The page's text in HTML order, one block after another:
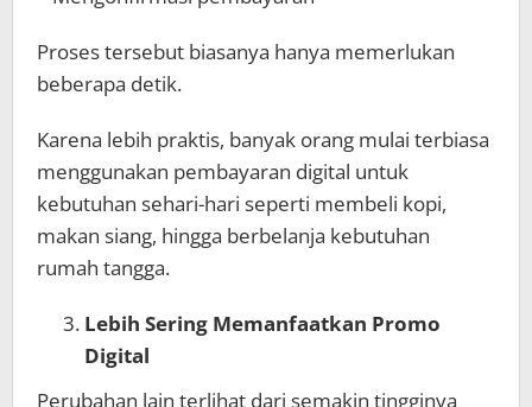
Proses tersebut biasanya hanya memerlukan
beberapa detik.
Karena lebih praktis, banyak orang mulai terbiasa
menggunakan pembayaran digital untuk
kebutuhan sehari-hari seperti membeli kopi,
makan siang, hingga berbelanja kebutuhan
rumah tangga.
Lebih Sering Memanfaatkan Promo
Digital
Perubahan lain terlihat dari semakin tingginya